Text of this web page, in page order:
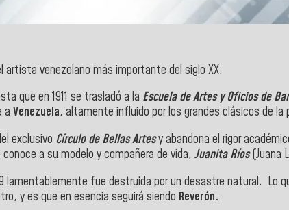
artista venezolano más importante del siglo XX.
que en 1911 se trasladó a la Escuela de Artes y Oficios de
a Venezuela, altamente influido por los grandes clásicos de la
exclusivo Círculo de Bellas Artesy abandona el rigor
a su modelo y compañera de vida, Juanita Ríos(Juana
lamentablemente fue destruida por un desastre natural. Lo
y es que en esencia seguirá siendo Reverón.